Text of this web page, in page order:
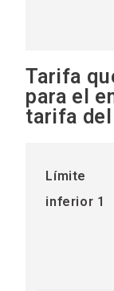
Tarifa
para el
tarifa del
Límite
inferior 1